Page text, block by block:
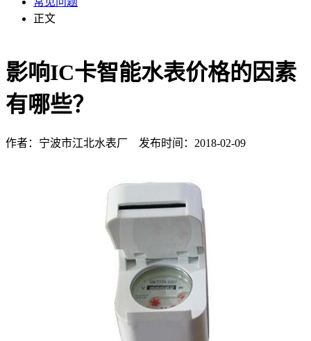
正文
影响IC卡智能水表价格的因素
有哪些？
作者：宁波市江北水表厂 发布时间：2018-02-09